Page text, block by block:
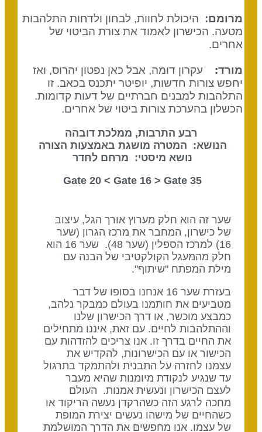
מרומם:היכולת לחוות, לבחון ולדחות התלהבות
מטעה. הכישרון לאמוד את צורת הביטוי של
אחרים.
מורד:עקרון דומה, אבל כאן נפטון יהרוס, ואז
יחפש צורות חדשות, יופיטר יתכנס בכאב. זו
התלהבות למבנים חברתיים של דעות קדומות.
הכשלון בהערכת צורות ביטוי של אחרים.
רבע התרבות, ממלכת דובהה
הנושא: המטרה מושגת באמצעות הצורה
נושא מיסטי: מרחם לחדר
35 Gate 20 <
Gate 16 > Gate
שער זה הוא חלק מערוץ אורך הגל, עיצוב
של כישרון, המחבר את מרכז הגרון (שער
16) למרכז הספלין (שער 48). שער 16 הוא
חלק מהמעגל הקולקטיבי של הבנה עם
מילת המפתח "שיתוף".
בעזרת שער 16 אנחנו בסופו של דבר
מטביעים את חותמנו בעולם כמבקר נלהב,
כמבצע מוכשר, או דרך הכישרון שלנו
וההתלהבות לחיים. עם זאת, איננו מתחילים
את החיים בדרך זו. אנו צריכים להזדהות עם
הכישור או עם הכישרונות, להקדיש את
עצמנו לחזרה על התבנית ולהתמקד בתרגול
עד שנגיע לנקודת מיומנות שהיא מעבר
לעצם הכישרון ונעשית אמנות. העולם
מחכה לרגע הזה כשהרקדן נעשה הריקוד או
כשהחיים של מישהו נעשים יצירת המופת
של עצמו. אנו מחפשים את הדרך המושלמת